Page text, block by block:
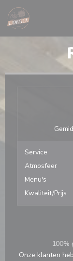
Cookies beheer paneel
Service
Atmosfeer
Menu's
Kwaliteit/Prijs
100%
Onze klanten